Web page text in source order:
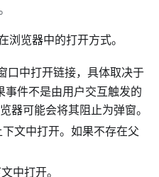
浏览器中的打开方式。
口中打开链接，具体取决于
事件不是由用户交互触发的
器可能会将其阻止为弹窗。
文中打开。如果不存在父
中打开。